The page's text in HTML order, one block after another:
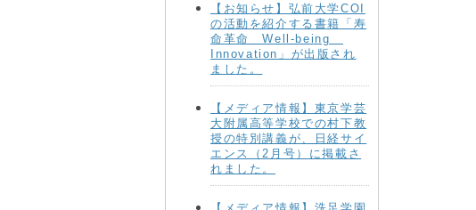
【お知らせ】弘前大学COI
の活動を紹介する書籍「寿
命革命 Well-being
Innovation」が出版され
ました。
【メディア情報】東京学芸
大附属高等学校での村下教
授の特別講義が、日経サイ
エンス（2月号）に掲載さ
れました。